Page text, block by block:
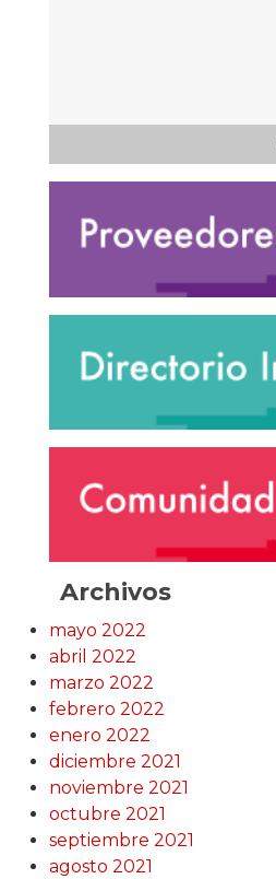
Archivos
mayo 2022
abril 2022
marzo 2022
febrero 2022
enero 2022
diciembre 2021
noviembre 2021
octubre 2021
septiembre 2021
agosto 2021